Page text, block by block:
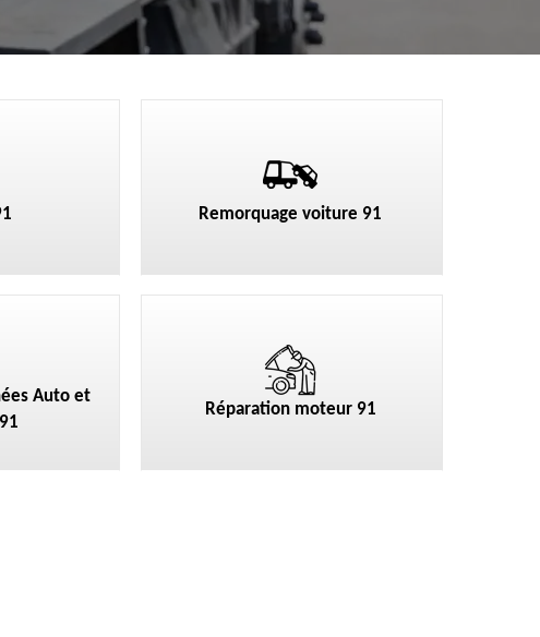
Remorquage voiture 91
Auto et
Réparation moteur 91